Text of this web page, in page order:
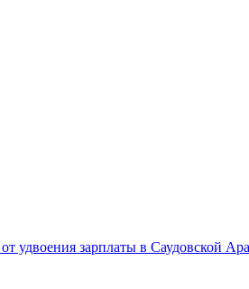
удвоения зарплаты в Саудовской